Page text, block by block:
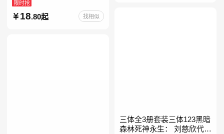
版北师版外研版北京版湘教
版5年中考3年模拟当当自
限时抢
18.80起 找相似
三体全3册套装三体123黑暗
森林死神永生： 刘慈欣代表